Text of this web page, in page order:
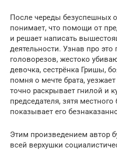
После череды безуспешных
понимает, что помощи от
и решает написать
деятельности. Узнав про
головорезов, жестоко
девочка, сестрёнка Гришы,
помня о мечте брата,
точно раскрывает гнилой и
председателя, зятя местного
показывает его
Этим произведением автор
всей верхушки